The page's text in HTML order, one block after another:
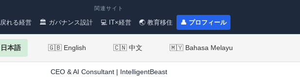
関連サイト
れる経営 🏛 ガバナンス設計 💻 IT×経営 🌏 教育移住 👤 プロフィール
本語 🇬🇧 English 🇨🇳 中文 🇲🇾 Bahasa Melayu
CEO & AI Consultant | IntelligentBeast